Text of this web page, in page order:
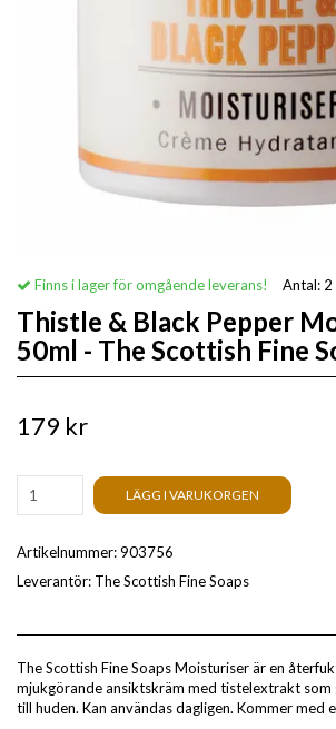
Finns i lager för omgående leverans! Antal: 2
Thistle & Black Pepper
50ml - The Scottish Fine
179 kr
LÄGG I VARUKORGEN
Artikelnummer:903756
Leverantör: The Scottish Fine Soaps
TheScottish FineSoapsMoisturiserär en
mjukgörande ansiktskräm med tistelextrakt som
till huden. Kan användas dagligen. Kommer med